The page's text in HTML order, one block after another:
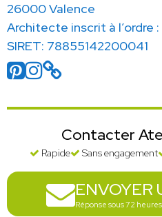
26000 Valence
Architecte inscrit à l’ordre
SIRET: 78855142200041
Contacter
Rapide Sans engagement
ENVOYER
Réponse sous 72 heures